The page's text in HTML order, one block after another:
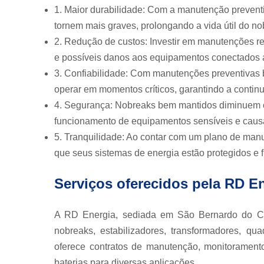
1. Maior durabilidade: Com a manutenção
tornem mais graves, prolongando a vida útil do
2. Redução de custos: Investir em manutenções
e possíveis danos aos equipamentos conectados
3. Confiabilidade: Com manutenções
operar em momentos críticos, garantindo a
4. Segurança: Nobreaks bem mantidos
funcionamento de equipamentos sensíveis e
5. Tranquilidade: Ao contar com um plano de
que seus sistemas de energia estão protegidos e
Serviços oferecidos pela RD
A RD Energia, sediada em São Bernardo do
nobreaks, estabilizadores, transformadores,
oferece contratos de manutenção,